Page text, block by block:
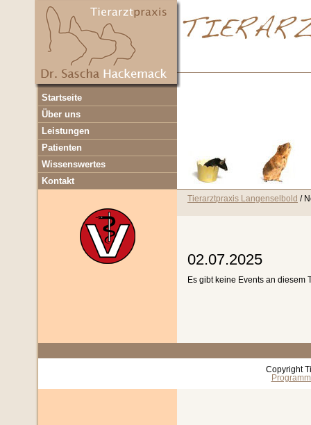
Navigation
überspringen
Startseite
Über uns
Leistungen
Patienten
Wissenswertes
Kontakt
Tierarztpraxis Langenselbold
02.07.2025
Es gibt keine Events an diesem
Copyright